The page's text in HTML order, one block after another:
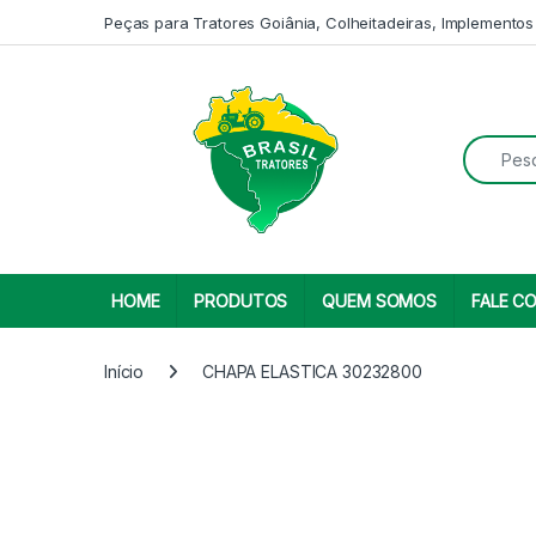
Peças para Tratores Goiânia, Colheitadeiras,
Search
HOME PRODUTOS QUEM SOMOS FALE
Início CHAPA ELASTICA 30232800